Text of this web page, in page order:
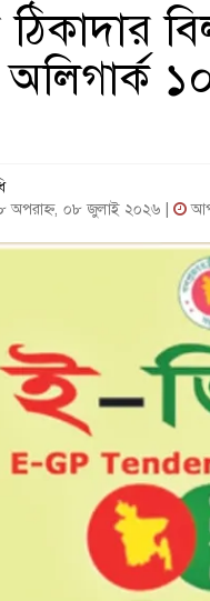
অপরাহ্ন, ০৮ জুলাই ২০২৬ |